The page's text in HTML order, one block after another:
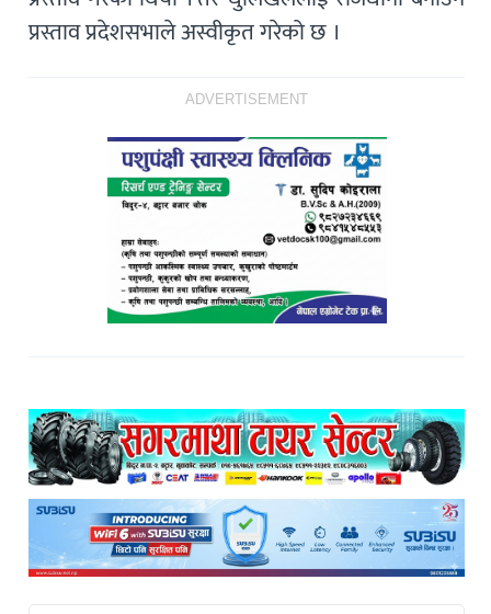
प्रस्ताव प्रदेशसभाले अस्वीकृत गरेको छ ।
ADVERTISEMENT